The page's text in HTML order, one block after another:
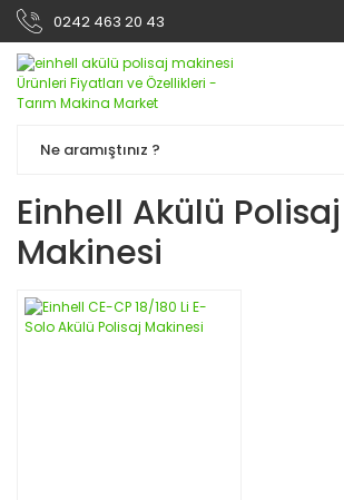
0242 463 20 43
Einhell Akülü Polisaj
Makinesi